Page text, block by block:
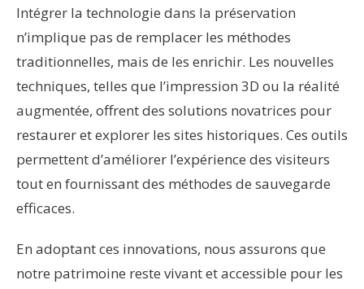
Intégrer la technologie dans la préservation
n’implique pas de remplacer les méthodes
traditionnelles, mais de les enrichir. Les nouvelles
techniques, telles que l’impression 3D ou la réalité
augmentée, offrent des solutions novatrices pour
restaurer et explorer les sites historiques. Ces outils
permettent d’améliorer l’expérience des visiteurs
tout en fournissant des méthodes de sauvegarde
efficaces.
En adoptant ces innovations, nous assurons que
notre patrimoine reste vivant et accessible pour les